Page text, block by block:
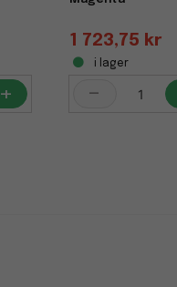
+
1 723,75 kr
i lager
-